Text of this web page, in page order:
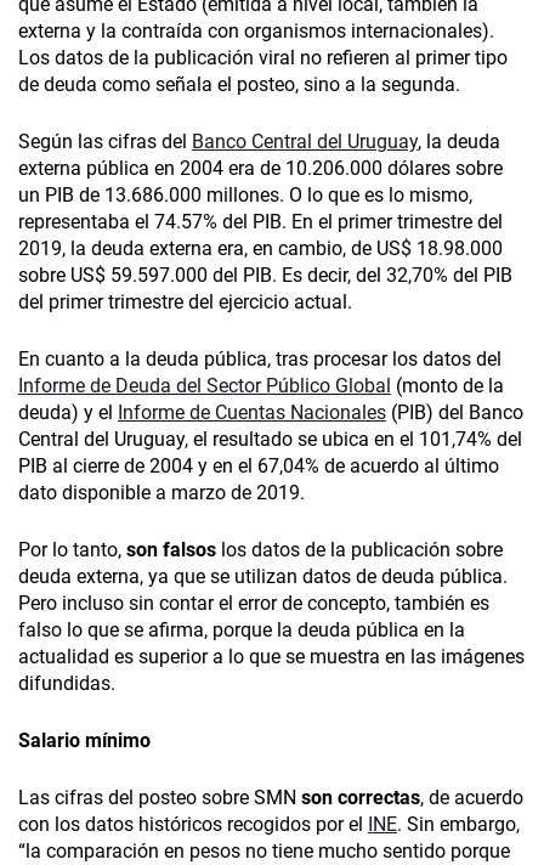
externa y la contraída con organismos internacionales).
Los datos de la publicación viral no refieren al primer tipo
de deuda como señala el posteo, sino a la segunda.
Según las cifras del Banco Central del Uruguay, la deuda
externa pública en 2004 era de 10.206.000 dólares sobre
un PIB de 13.686.000 millones. O lo que es lo mismo,
representaba el 74.57% del PIB. En el primer trimestre del
2019, la deuda externa era, en cambio, de US$ 18.98.000
sobre US$ 59.597.000 del PIB. Es decir, del 32,70% del PIB
del primer trimestre del ejercicio actual.
En cuanto a la deuda pública, tras procesar los datos del
Informe de Deuda del Sector Público Global (monto de la
deuda) y el Informe de Cuentas Nacionales (PIB) del Banco
Central del Uruguay, el resultado se ubica en el 101,74% del
PIB al cierre de 2004 y en el 67,04% de acuerdo al último
dato disponible a marzo de 2019.
Por lo tanto, son falsos los datos de la publicación sobre
deuda externa, ya que se utilizan datos de deuda pública.
Pero incluso sin contar el error de concepto, también es
falso lo que se afirma, porque la deuda pública en la
actualidad es superior a lo que se muestra en las imágenes
difundidas.
Salario mínimo
Las cifras del posteo sobre SMN son correctas, de acuerdo
con los datos históricos recogidos por el INE. Sin embargo,
“la comparación en pesos no tiene mucho sentido porque